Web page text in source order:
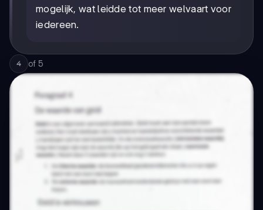
mogelijk, wat leidde tot meer welvaart voor
iedereen.
4 of 5